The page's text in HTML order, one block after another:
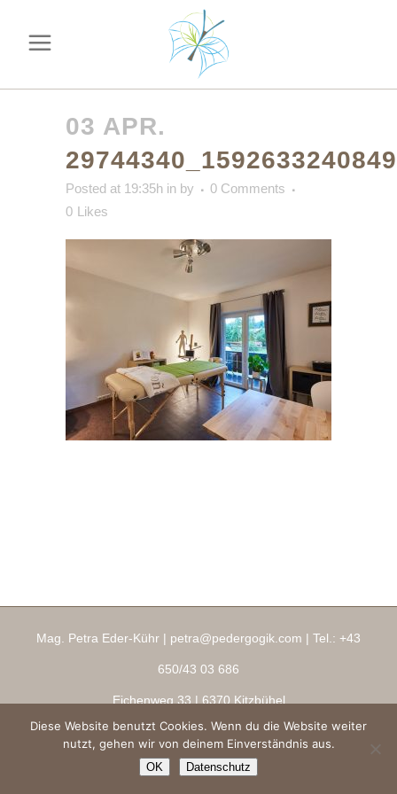
03 APR.
Posted at 19:35h in by
0 Comments
0 Likes
Mag. Petra Eder-Kühr | petra@pedergogik.com | Tel.: +43
650/43 03 686
Eichenweg 33 | 6370 Kitzbühel
Impressum|AGBs|Datenschutz|Ringana Shop
Copyright 2026 ® pedergogik.com
Diese Website benutzt Cookies. Wenn du die Website weiter
nutzt, gehen wir von deinem Einverständnis aus.
OK Datenschutz